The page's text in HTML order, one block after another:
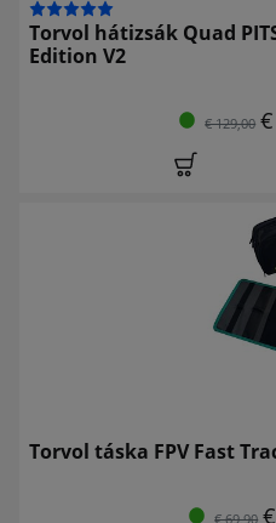
Torvol hátizsák Quad
Edition V2
€ 129,00
Torvol táska FPV Fast
€ 69,90